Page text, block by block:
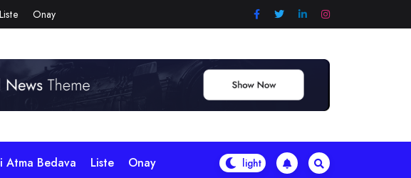
Liste Onay
Atma Bedava Liste Onay